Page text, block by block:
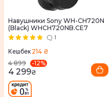
Навушники Sony WH-CH720N
(Black) WHCH720NB.CE7
1
Кешбек 214 ₴
4 899
-12%
4 299₴